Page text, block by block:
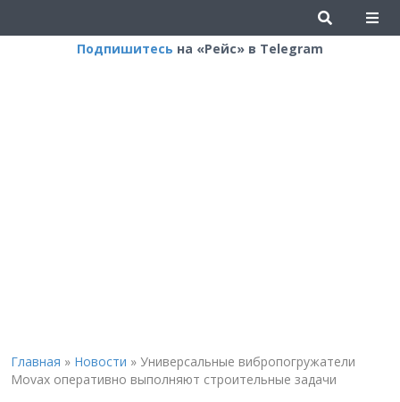
Подпишитесь на «Рейс» в Telegram
Главная » Новости » Универсальные вибропогружатели
Movax оперативно выполняют строительные задачи